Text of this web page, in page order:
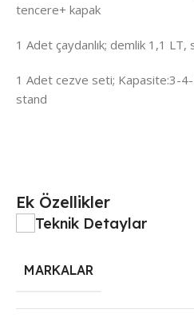
tencere+ kapak
1 Adet çaydanlık; demlik 1,1 LT,
1 Adet cezve seti; Kapasite:3-
stand
Ek Özellikler
Teknik Detaylar
MARKALAR